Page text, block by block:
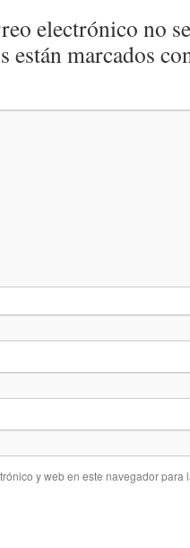
electrónico no
están marcados
y web en este navegador para